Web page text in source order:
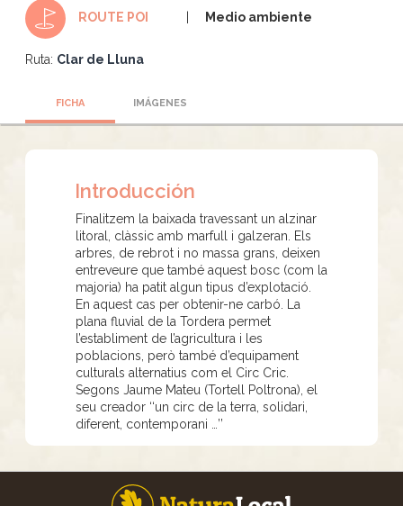
ROUTE POI Medio ambiente
Ruta: Clar de Lluna
FICHA IMÁGENES
Introducción
Finalitzem la baixada travessant un alzinar
litoral, clàssic amb marfull i galzeran. Els
arbres, de rebrot i no massa grans, deixen
entreveure que també aquest bosc (com la
majoria) ha patit algun tipus d’explotació.
En aquest cas per obtenir-ne carbó. La
plana fluvial de la Tordera permet
l’establiment de l’agricultura i les
poblacions, però també d’equipament
culturals alternatius com el Circ Cric.
Segons Jaume Mateu (Tortell Poltrona), el
seu creador ‘‘un circ de la terra, solidari,
diferent, contemporani …’’